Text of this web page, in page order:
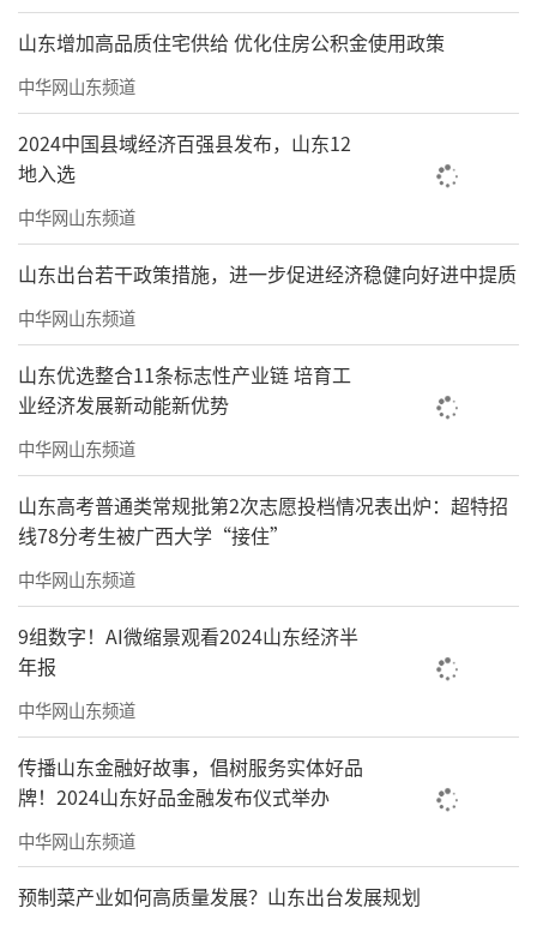
山东增加高品质住宅供给 优化住房公积金使用政策
中华网山东频道
2024中国县域经济百强县发布，山东12
地入选
中华网山东频道
山东出台若干政策措施，进一步促进经济稳健向好进中提质
中华网山东频道
山东优选整合11条标志性产业链 培育工
业经济发展新动能新优势
中华网山东频道
山东高考普通类常规批第2次志愿投档情况表出炉：超特招
线78分考生被广西大学“接住”
中华网山东频道
9组数字！AI微缩景观看2024山东经济半
年报
中华网山东频道
传播山东金融好故事，倡树服务实体好品
牌！2024山东好品金融发布仪式举办
中华网山东频道
预制菜产业如何高质量发展？山东出台发展规划